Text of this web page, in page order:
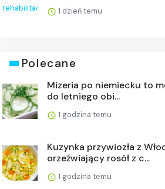
1 dzień temu
Polecane
Mizeria po niemiecku to
do letniego obi...
1 godzina temu
Kuzynka przywiozła z
orzeźwiający rosół z c...
1 godzina temu